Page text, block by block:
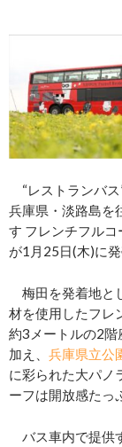
“レストランバ
兵庫県・淡路島を
す フレンチフル
が1月25日(木)に発
梅田を発着地と
材を使用したフレ
約3メートルの2階
加え、 兵庫県立公
に彩られた大パノ
ーフは開放感たっ
バス車内で提供